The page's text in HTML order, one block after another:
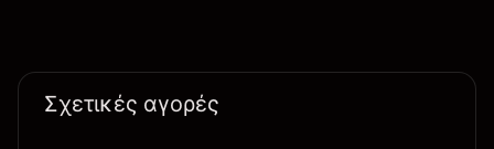
Σχετικές αγορές